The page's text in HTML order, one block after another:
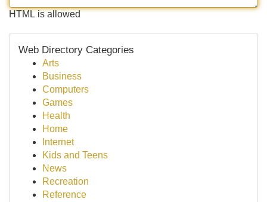
HTML is allowed
Web Directory Categories
Arts
Business
Computers
Games
Health
Home
Internet
Kids and Teens
News
Recreation
Reference